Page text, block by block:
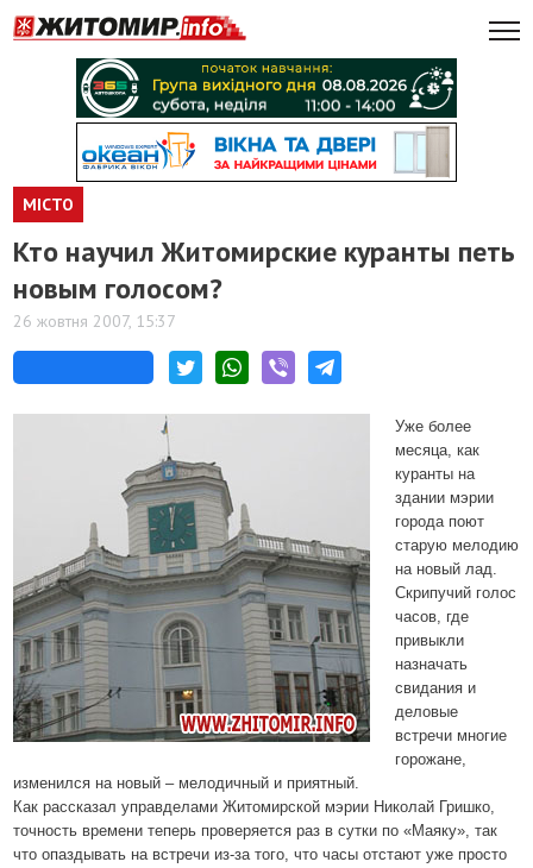
МІСТО
Кто научил Житомирские куранты петь
новым голосом?
26 жовтня 2007, 15:37
Уже более
месяца, как
куранты на
здании мэрии
города поют
старую мелодию
на новый лад.
Скрипучий голос
часов, где
привыкли
назначать
свидания и
деловые
встречи многие
горожане,
изменился на новый – мелодичный и приятный.
Как рассказал управделами Житомирской мэрии Николай Гришко,
точность времени теперь проверяется раз в сутки по «Маяку», так
что опаздывать на встречи из-за того, что часы отстают уже просто